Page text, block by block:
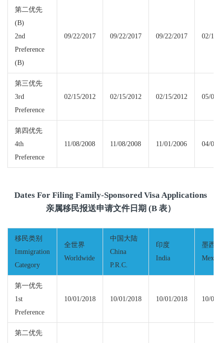
第二优先
(B)
2nd
Preference
(B)
09/22/2017 09/22/2017 09/22/2017 02/15/
第三优先
3rd
Preference
02/15/2012 02/15/2012 02/15/2012 05/01/
第四优先
4th
Preference
11/08/2008 11/08/2008 11/01/2006 04/08/
Dates For Filing Family-Sponsored Visa Applications
亲属移民报送申请文件日期 (B 表）
移民类别
Immigration
Category
全世界
Worldwide
中国大陆
China
P.R.C.
印度
India
墨西
第一优先
1st
Preference
10/01/2018 10/01/2018 10/01/2018 10/01/
第二优先